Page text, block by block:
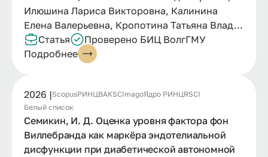
Илюшина Лариса Викторовна, Калинина
Елена Валерьевна, Кропотина Татьяна Влад...
Статья
Проверено БИЦ ВолгГМУ
Подробнее
2026 |ScopusРИНЦВАКSCImagoЯдро РИНЦRSCI
Белый список
Семикин, И. Д. Оценка уровня фактора фон
Виллебранда как маркёра эндотелиальной
дисфункции при диабетической автономной